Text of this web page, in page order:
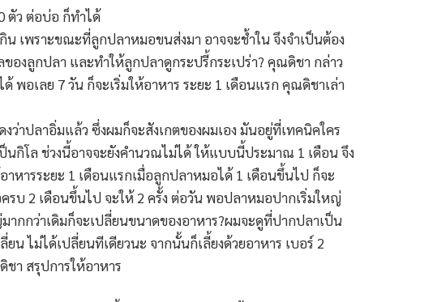
ตัว ต่อบ่อ ก็ทำได้
เพราะขณะที่ลูกปลาหมอขนส่งมา อาจจะช้ำใน จึงจำเป็นต้อง
องลูกปลา และทำให้ลูกปลาดูกระปรี้กระเปร่า? คุณดิชา กล่าว
พอเลย 7 วัน ก็จะเริ่มให้อาหาร ระยะ 1 เดือนแรก คุณดิชาเล่า
าปลาอิ่มแล้ว ซึ่งผมก็จะสังเกตของผมเอง มันอยู่ที่เทคนิคใคร
กิโล ช่วงนี้อาจจะยังคำนวณไม่ได้ ให้แบบนี้ประมาณ 1 เดือน จึง
หารระยะ 1 เดือนแรกเมื่อลูกปลาหมอได้ 1 เดือนขึ้นไป ก็จะ
รบ 2 เดือนขึ้นไป จะให้ 2 ครั้ง ต่อวัน พอปลาหมอปากเริ่มใหญ่
กว่าเดิมก็จะเปลี่ยนขนาดของอาหาร?ผมจะดูที่ปากปลาเป็น
น ไม่ได้เปลี่ยนทีเดียวนะ จากนั้นก็เลี้ยงด้วยอาหาร เบอร์ 2
ชา สรุปการให้อาหาร